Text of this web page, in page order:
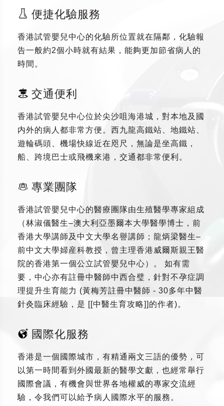
便捷化驗服務
香港試管嬰兒中心的化驗所位置就在隔鄰，化驗報
告一般約2個小時就有結果，能夠更加節省病人的
時間。
交通便利
香港試管嬰兒中心位於尖沙咀海港城，對本地及國
内外的病人都非常方便。西九龍高鐵站、地鐵站、
遊輪碼頭、機場快線近在咫尺，無論是坐高鐵，
船、跨境巴士或飛機來港，交通都非常便利。
專業團隊
香港試管嬰兒中心的醫療團隊由生殖醫學專家組成
（林淑儀醫生–澳大利亞墨爾本大學醫學博士，前
香港大學講師及中文大學名譽講師；龍炳梁醫生–
前中文大學婦産科教授，曾主理香港威爾斯親王醫
院的香港第一個公立試管嬰兒中心）。 如有需
要，中心亦有註冊中醫師中西合璧，針對不孕症調
理提升生育能力 (黃梅芳註冊中醫師 - 30多年中醫
針灸臨床經驗，是 [[中醫生育攻略]]的作者)。
國際化服務
香港是一個國際城市，有精通兩文三語的優勢，可
以第一時間看到外國最新的醫學文獻，也經常舉行
國際會議，有機會與世界各地權威的專家交流經
驗，令我們可以給予病人國際水平的服務。